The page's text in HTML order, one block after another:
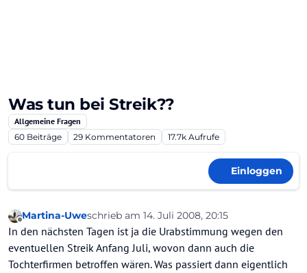
Was tun bei Streik??
Allgemeine Fragen
60 Beiträge 29 Kommentatoren 17.7k Aufrufe
Einloggen
Offline
Martina-Uweschrieb am 14. Juli 2008, 20:15
zuletzt editiert von
In den nächsten Tagen ist ja die Urabstimmung wegen den
eventuellen Streik Anfang Juli, wovon dann auch die
Tochterfirmen betroffen wären. Was passiert dann eigentlich